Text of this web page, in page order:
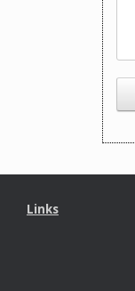
Links